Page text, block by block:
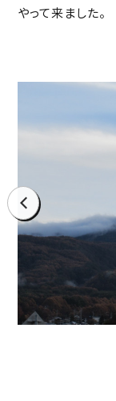
やって来ました。
prev